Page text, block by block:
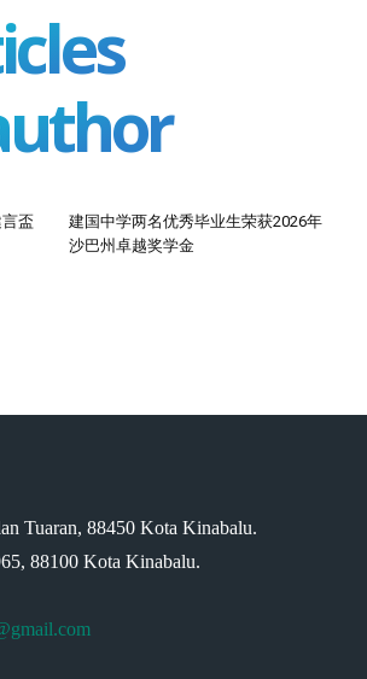
盃
建国中学两名优秀毕业生荣获2026年
沙巴州卓越奖学金
Tuaran, 88450 Kota Kinabalu.
88100 Kota Kinabalu.